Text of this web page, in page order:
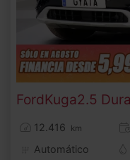
FordKuga
12.416 km
Automático